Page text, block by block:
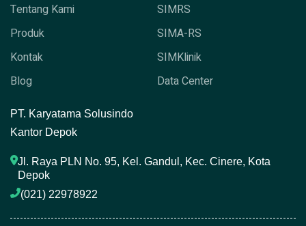
Tentang Kami
Produk
Kontak
Blog
SIMRS
SIMA-RS
SIMKlinik
Data Center
PT. Karyatama Solusindo
Kantor Depok
Jl. Raya PLN No. 95, Kel. Gandul, Kec. Cinere, Kota
Depok
(021) 22978922